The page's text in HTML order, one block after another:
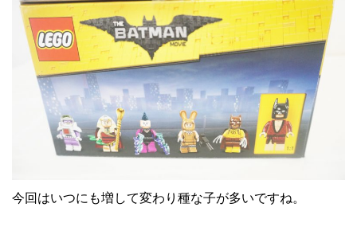
今回はいつにも増して変わり種な子が多いですね。